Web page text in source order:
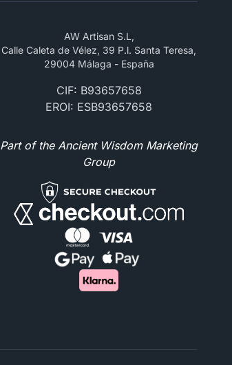
AW Artisan S.L,
Calle Caleta de Vélez, 39 P.l. Santa Teresa,
29004 Málaga - España
CIF: B93657658
EROI: ESB93657658
Part of the Ancient Wisdom Marketing
Group